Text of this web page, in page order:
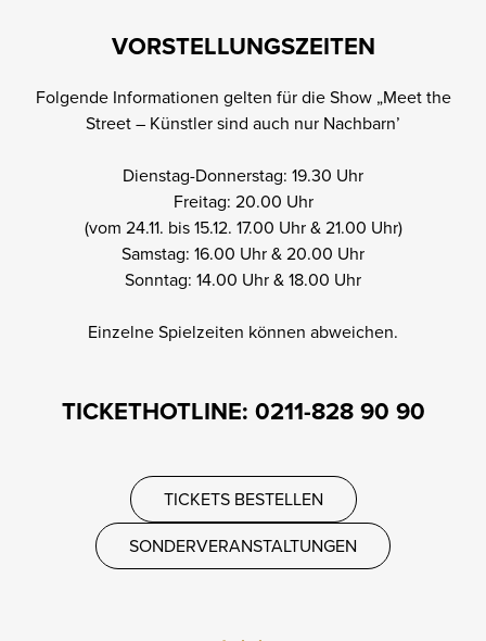
TICKETS
VORSTELLUNGSZEITEN
Folgende Informationen gelten für die Show „Meet the
Street – Künstler sind auch nur Nachbarn’
Dienstag-Donnerstag: 19.30 Uhr
Freitag: 20.00 Uhr
(vom 24.11. bis 15.12. 17.00 Uhr & 21.00 Uhr)
Samstag: 16.00 Uhr & 20.00 Uhr
Sonntag: 14.00 Uhr & 18.00 Uhr
Einzelne Spielzeiten können abweichen.
TICKETHOTLINE: 0211-828 90 90
TICKETS BESTELLEN
SONDERVERANSTALTUNGEN